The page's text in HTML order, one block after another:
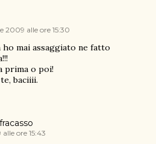
2009 alle ore 15:30
ho mai assaggiato ne fatto
prima o poi!
baciiii.
ore 15:43